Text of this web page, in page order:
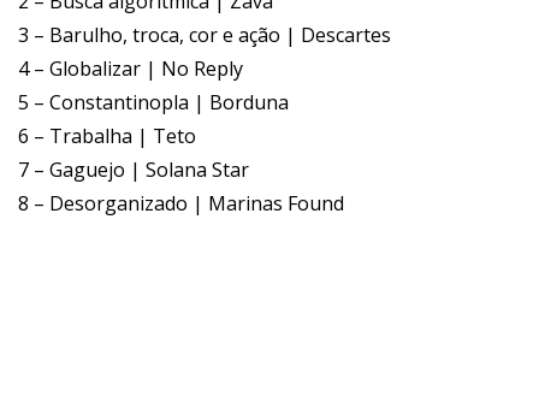
3 – Barulho, troca, cor e ação | Descartes
4 – Globalizar | No Reply
5 – Constantinopla | Borduna
6 – Trabalha | Teto
7 – Gaguejo | Solana Star
8 – Desorganizado | Marinas Found